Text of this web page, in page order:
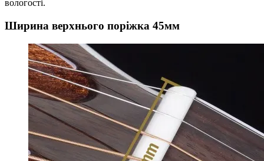
вологості.
Ширина верхнього поріжка 45мм